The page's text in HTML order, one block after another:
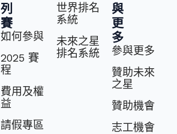
列
賽
如何參與
2025 賽
程
費⽤及權
益
請假專區
世界排名
系統
未來之星
排名系統
與
更
多
參與更多
贊助未來
之星
贊助機會
志⼯機會